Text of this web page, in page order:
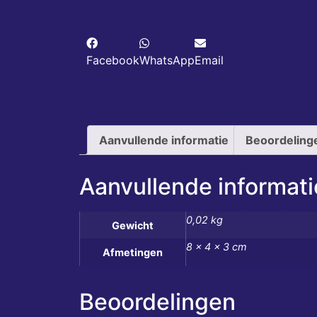
FacebookWhatsAppEmail
Aanvullende informatie
Aanvullende
Gewicht 0,02 kg
Afmetingen 8 × 4 × 3 cm
Beoordelingen